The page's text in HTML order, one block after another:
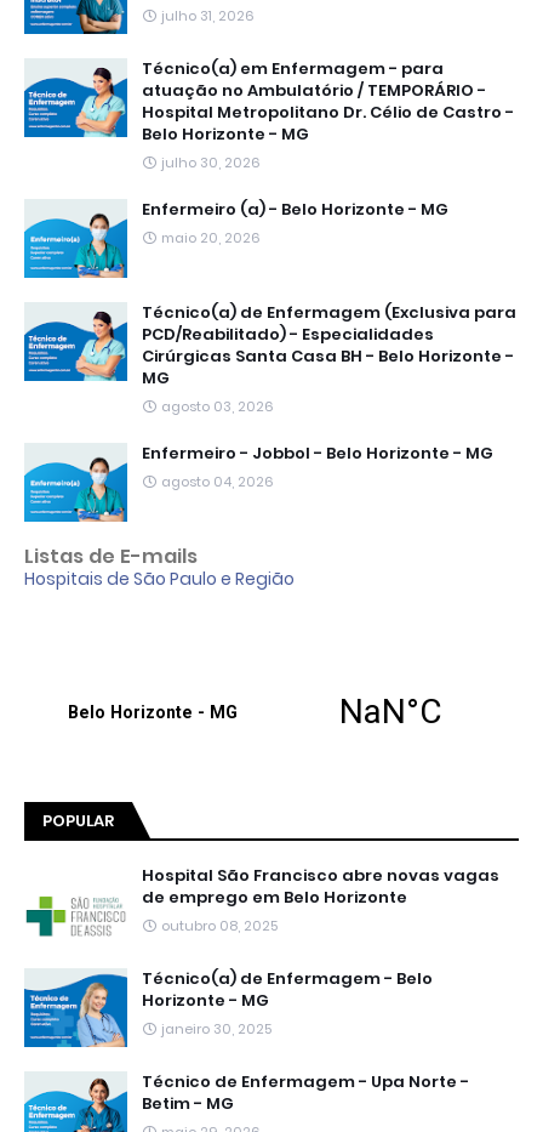
julho 31, 2026
Técnico(a) em Enfermagem - para
atuação no Ambulatório / TEMPORÁRIO -
Hospital Metropolitano Dr. Célio de Castro -
Belo Horizonte - MG
julho 30, 2026
Enfermeiro (a) - Belo Horizonte - MG
maio 20, 2026
Técnico(a) de Enfermagem (Exclusiva para
PCD/Reabilitado) - Especialidades
Cirúrgicas Santa Casa BH - Belo Horizonte -
MG
agosto 03, 2026
Enfermeiro - Jobbol - Belo Horizonte - MG
agosto 04, 2026
Listas de E-mails
Hospitais de São Paulo e Região
POPULAR
Hospital São Francisco abre novas vagas
de emprego em Belo Horizonte
outubro 08, 2025
Técnico(a) de Enfermagem - Belo
Horizonte - MG
janeiro 30, 2025
Técnico de Enfermagem - Upa Norte -
Betim - MG